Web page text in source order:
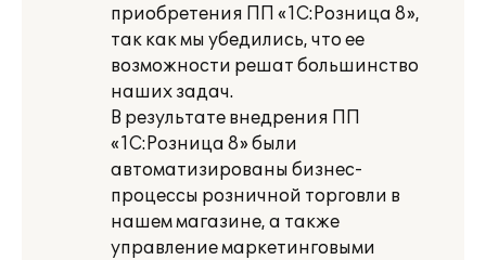
приобретения ПП «1С:Розница 8»,
так как мы убедились, что ее
возможности решат большинство
наших задач.
В результате внедрения ПП
«1С:Розница 8» были
автоматизированы бизнес-
процессы розничной торговли в
нашем магазине, а также
управление маркетинговыми